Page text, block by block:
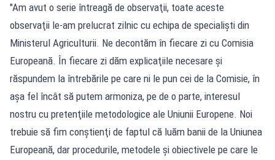
"Am avut o serie întreagă de observaţii, toate aceste
observaţii le-am prelucrat zilnic cu echipa de specialişti din
Ministerul Agriculturii. Ne decontăm în fiecare zi cu Comisia
Europeană. În fiecare zi dăm explicaţiile necesare şi
răspundem la întrebările pe care ni le pun cei de la Comisie, în
aşa fel încât să putem armoniza, pe de o parte, interesul
nostru cu pretenţiile metodologice ale Uniunii Europene. Noi
trebuie să fim conştienţi de faptul că luăm banii de la Uniunea
Europeană, dar procedurile, metodele şi obiectivele pe care le